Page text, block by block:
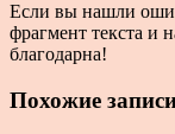
Если вы нашли
фрагмент текста и
благодарна!
Похожие